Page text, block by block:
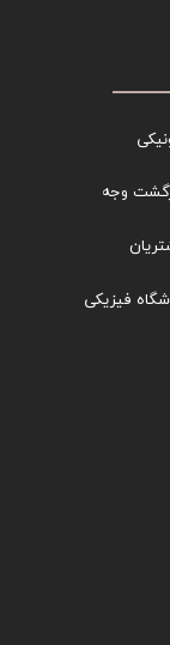
وجه
فیزیکی